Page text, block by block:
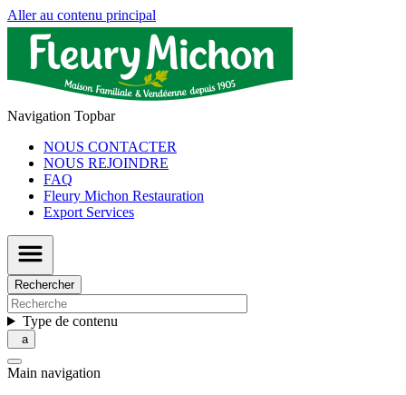
Aller au contenu principal
Navigation Topbar
NOUS CONTACTER
NOUS REJOINDRE
FAQ
Fleury Michon Restauration
Export Services
Rechercher
Type de contenu
Main navigation